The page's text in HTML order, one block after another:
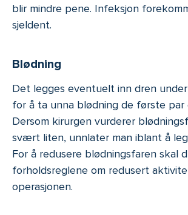
blir mindre pene. Infeksjon
sjeldent.
Blødning
Det legges eventuelt inn dren
for å ta unna blødning de første par
Dersom kirurgen vurderer
svært liten, unnlater man iblant å
For å redusere blødningsfaren skal
forholdsreglene om redusert
operasjonen.